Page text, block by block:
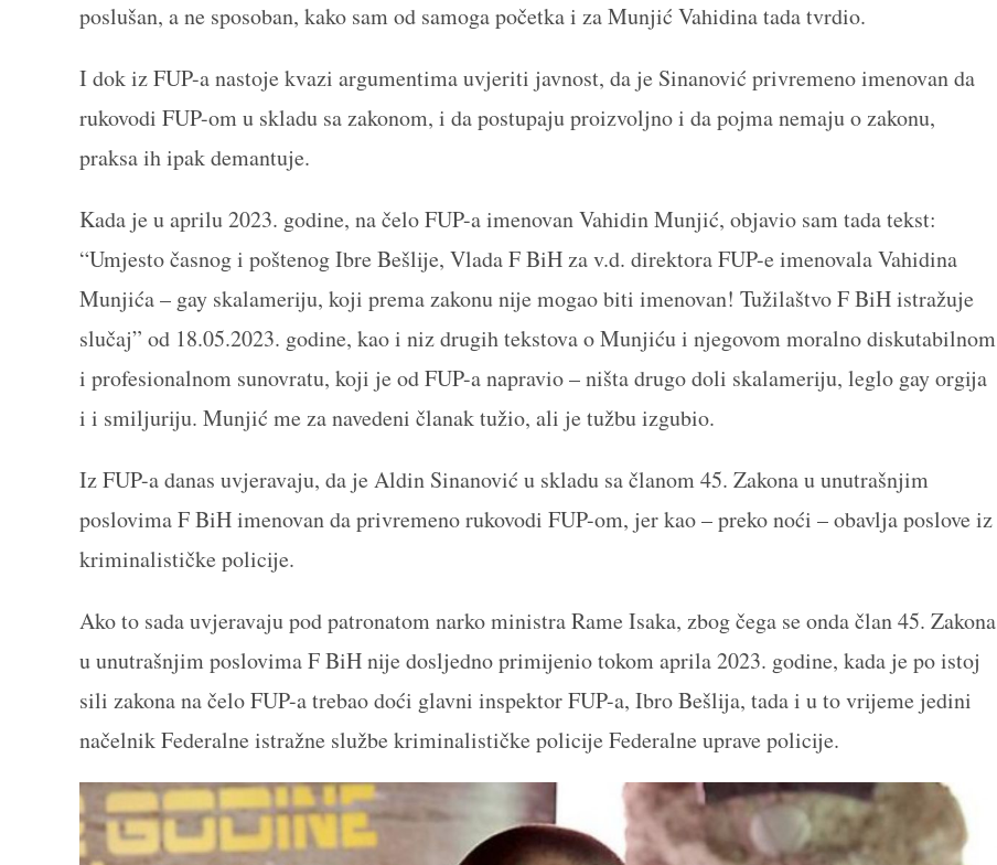
poslušan, a ne sposoban, kako sam od samoga početka i za Munjić Vahidina tada tvrdio.
I dok iz FUP-a nastoje kvazi argumentima uvjeriti javnost, da je Sinanović privremeno imenovan da
rukovodi FUP-om u skladu sa zakonom, i da postupaju proizvoljno i da pojma nemaju o zakonu,
praksa ih ipak demantuje.
Kada je u aprilu 2023. godine, na čelo FUP-a imenovan Vahidin Munjić, objavio sam tada tekst:
“Umjesto časnog i poštenog Ibre Bešlije, Vlada F BiH za v.d. direktora FUP-e imenovala Vahidina
Munjića – gay skalameriju, koji prema zakonu nije mogao biti imenovan! Tužilaštvo F BiH istražuje
slučaj” od 18.05.2023. godine, kao i niz drugih tekstova o Munjiću i njegovom moralno diskutabilnom
i profesionalnom sunovratu, koji je od FUP-a napravio – ništa drugo doli skalameriju, leglo gay orgija
i i smiljuriju. Munjić me za navedeni članak tužio, ali je tužbu izgubio.
Iz FUP-a danas uvjeravaju, da je Aldin Sinanović u skladu sa članom 45. Zakona u unutrašnjim
poslovima F BiH imenovan da privremeno rukovodi FUP-om, jer kao – preko noći – obavlja poslove iz
kriminalističke policije.
Ako to sada uvjeravaju pod patronatom narko ministra Rame Isaka, zbog čega se onda član 45. Zakona
u unutrašnjim poslovima F BiH nije dosljedno primijenio tokom aprila 2023. godine, kada je po istoj
sili zakona na čelo FUP-a trebao doći glavni inspektor FUP-a, Ibro Bešlija, tada i u to vrijeme jedini
načelnik Federalne istražne službe kriminalističke policije Federalne uprave policije.